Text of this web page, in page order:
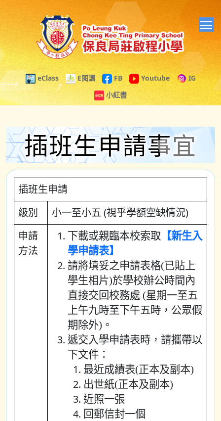
eClass E閱讀 FB Youtube
IG
小紅書
插班生申請事宜
插班生申請
級別
小一至小五 (視乎學額空缺情況)
申請
方法
下載或親臨本校索取 【新生入
學申請表】
請將填妥之申請表格(已貼上
學生相片)於學校辦公時間內
直接交回校務處 (星期一至五
上午九時至下午五時，公眾假
期除外)。
遞交入學申請表時，請攜帶以
下文件：
最近成績表(正本及副本)
出世紙(正本及副本)
近照一張
回郵信封一個